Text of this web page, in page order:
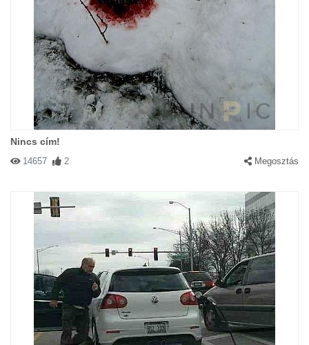
Nincs cím!
14657 2 Megosztás